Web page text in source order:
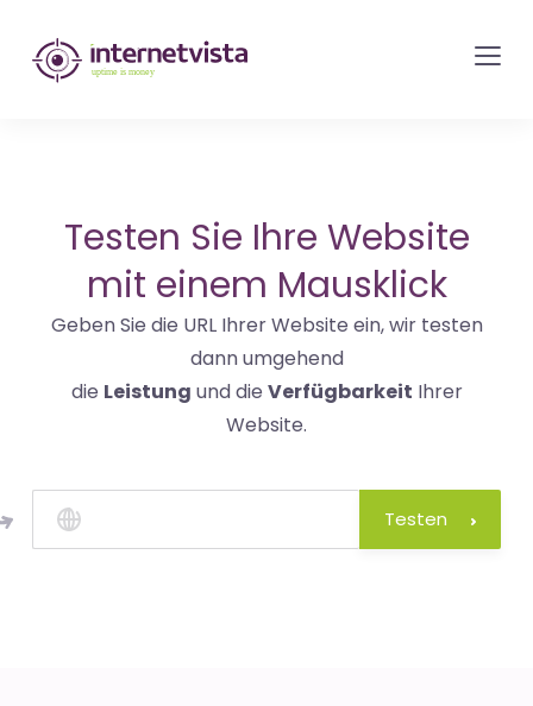
internetvista
Monitoring
Websites
und
Internet-
Diensten
Uptime
Testen Sie Ihre Website
mit einem Mausklick
Geben Sie die URL Ihrer Website ein, wir testen
dann umgehend
die Leistung und die Verfügbarkeit Ihrer
Website.
Testen